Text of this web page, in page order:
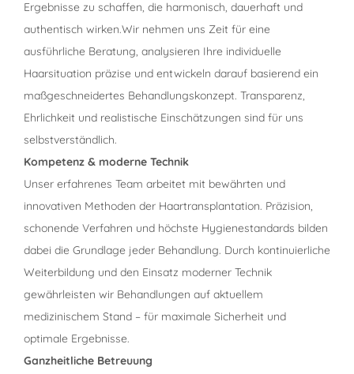
Ergebnisse zu schaffen, die harmonisch, dauerhaft und
authentisch wirken.Wir nehmen uns Zeit für eine
ausführliche Beratung, analysieren Ihre individuelle
Haarsituation präzise und entwickeln darauf basierend ein
maßgeschneidertes Behandlungskonzept. Transparenz,
Ehrlichkeit und realistische Einschätzungen sind für uns
selbstverständlich.
Kompetenz & moderne Technik
Unser erfahrenes Team arbeitet mit bewährten und
innovativen Methoden der Haartransplantation. Präzision,
schonende Verfahren und höchste Hygienestandards bilden
dabei die Grundlage jeder Behandlung. Durch kontinuierliche
Weiterbildung und den Einsatz moderner Technik
gewährleisten wir Behandlungen auf aktuellem
medizinischem Stand – für maximale Sicherheit und
optimale Ergebnisse.
Ganzheitliche Betreuung